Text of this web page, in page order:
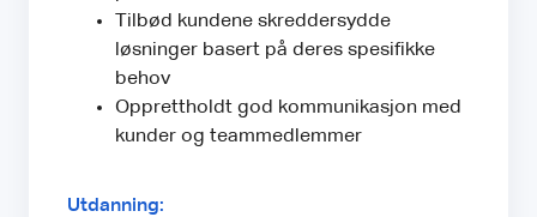
Tilbød kundene skreddersydde
løsninger basert på deres spesifikke
behov
Opprettholdt god kommunikasjon med
kunder og teammedlemmer
Utdanning: